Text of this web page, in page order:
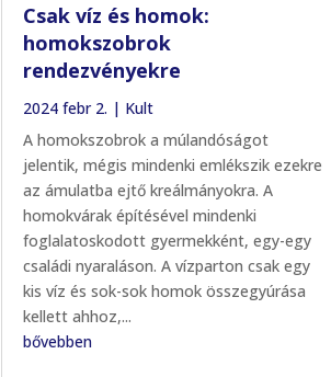
Csak víz és homok:
homokszobrok
rendezvényekre
2024 febr 2. | Kult
A homokszobrok a múlandóságot
jelentik, mégis mindenki emlékszik ezekre
az ámulatba ejtő kreálmányokra. A
homokvárak építésével mindenki
foglalatoskodott gyermekként, egy-egy
családi nyaraláson. A vízparton csak egy
kis víz és sok-sok homok összegyúrása
kellett ahhoz,...
bővebben